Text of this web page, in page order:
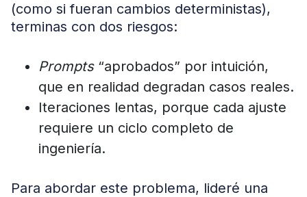
(como si fueran cambios deterministas),
terminas con dos riesgos:
Prompts“aprobados” por intuición,
que en realidad degradan casos reales.
Iteraciones lentas, porque cada ajuste
requiere un ciclo completo de
ingeniería.
Para abordar este problema, lideré una